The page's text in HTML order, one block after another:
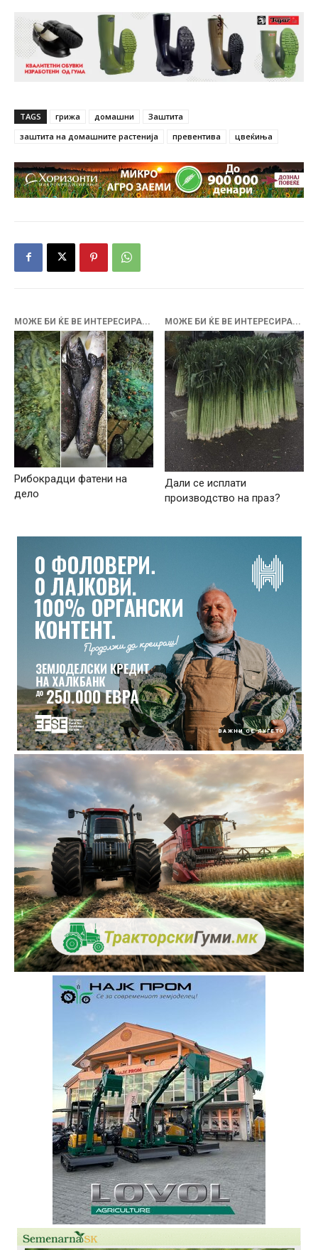
TAGS грижа домашни
Заштита
заштита на домашните растенија
превентива цвеќиња
МОЖЕ БИ ЌЕ ВЕ ИНТЕРЕСИРА...
Рибокрадци фатени на
дело
МОЖЕ БИ ЌЕ ВЕ ИНТЕРЕСИРА...
Дали се исплати
производство на праз?